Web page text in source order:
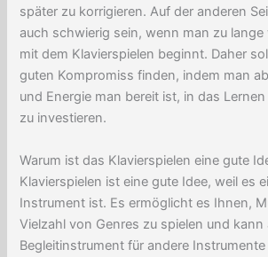
später zu korrigieren. Auf der anderen
auch schwierig sein, wenn man zu
mit dem Klavierspielen beginnt. Daher
guten Kompromiss finden, indem man
und Energie man bereit ist, in das
zu investieren.
Warum ist das Klavierspielen eine gute
Klavierspielen ist eine gute Idee, weil es
Instrument ist. Es ermöglicht es Ihnen,
Vielzahl von Genres zu spielen und kann
Begleitinstrument für andere